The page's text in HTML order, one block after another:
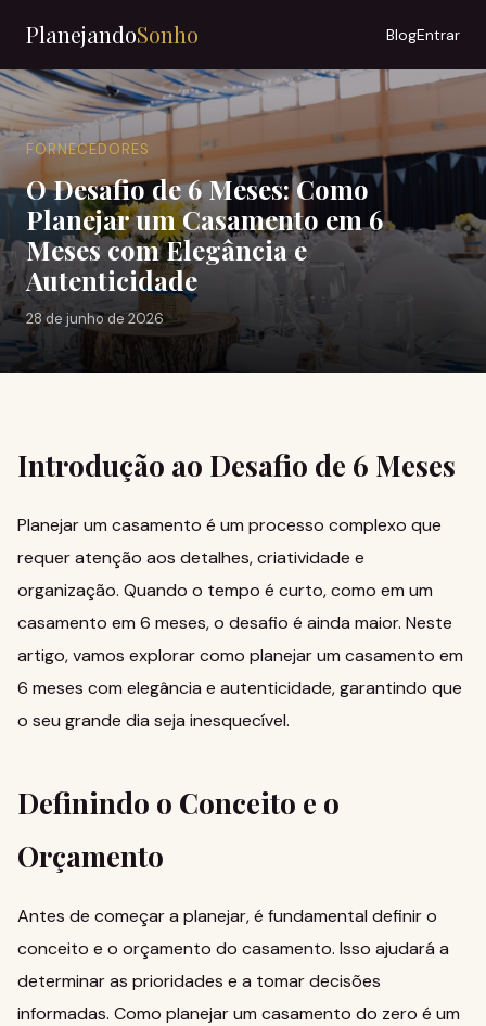
PlanejandoSonho BlogEntrar
FORNECEDORES
O Desafio de 6 Meses: Como
Planejar um Casamento em 6
Meses com Elegância e
Autenticidade
28 de junho de 2026
Introdução ao Desafio de 6 Meses
Planejar um casamento é um processo complexo que
requer atenção aos detalhes, criatividade e
organização. Quando o tempo é curto, como em um
casamento em 6 meses, o desafio é ainda maior. Neste
artigo, vamos explorar como planejar um casamento em
6 meses com elegância e autenticidade, garantindo que
o seu grande dia seja inesquecível.
Definindo o Conceito e o
Orçamento
Antes de começar a planejar, é fundamental definir o
conceito e o orçamento do casamento. Isso ajudará a
determinar as prioridades e a tomar decisões
informadas. Como planejar um casamento do zero é um